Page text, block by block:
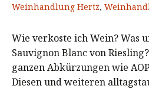
Weinhandlung Hertz,
Wie verkoste ich Wein? Was
Sauvignon Blanc von
ganzen Abkürzungen wie
Diesen und weiteren